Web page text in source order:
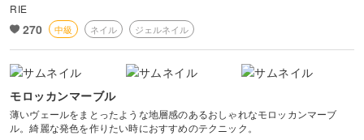
RIE
270 中級 ネイル ジェルネイル
モロッカンマーブル
薄いヴェールをまとったような地層感のあるおしゃれなモロッカンマーブ
ル。綺麗な発色を作りたい時におすすめのテクニック。